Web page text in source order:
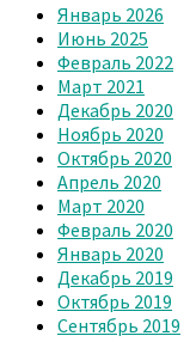
Январь 2026
Июнь 2025
Февраль 2022
Март 2021
Декабрь 2020
Ноябрь 2020
Октябрь 2020
Апрель 2020
Март 2020
Февраль 2020
Январь 2020
Декабрь 2019
Октябрь 2019
Сентябрь 2019